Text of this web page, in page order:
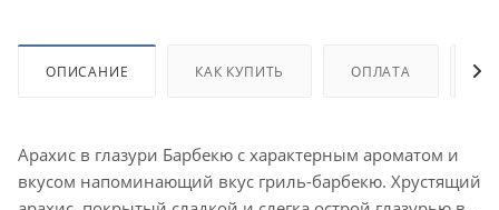
ОПИСАНИЕ КАК КУПИТЬ ОПЛАТА
Арахис в глазури Барбекю с характерным ароматом и
вкусом напоминающий вкус гриль-барбекю. Хрустящий